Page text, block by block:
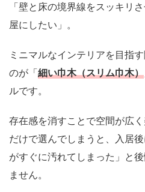
「壁と床の境界線をスッキリ
屋にしたい」。
ミニマルなインテリアを目指
のが「細い巾木（スリム巾木）
ルです。
存在感を消すことで空間が広
だけで選んでしまうと、入居
がすぐに汚れてしまった」と
ません。